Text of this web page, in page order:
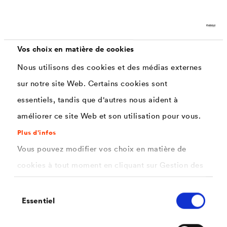
Vos choix en matière de cookies
Nous utilisons des cookies et des médias externes
sur notre site Web. Certains cookies sont
essentiels, tandis que d'autres nous aident à
améliorer ce site Web et son utilisation pour vous.
Plus d'infos
Vous pouvez modifier vos choix en matière de
cookies à tout moment en cliquant sur Gestion des
informations dans notre
politique de confidentialité
duEssentiel
Ils se fixent néanmoins l'objectif d'achever les travaux
de rénovation d'ici l'automne 2020.
À la fin du printemps 2019, les artisans chargés des
travaux de rénovation se sont penchés sur la structure
du toit car elle devait être améliorée et renforcée. Cela
devait impérativement être effectué avant de recouvrir
le toit de chaume selon toutes les règles de l'artisanat
traditionnel.
Les travaux du toit ont duré jusqu'au début de
l'automne. Ce qui est remarquable dans ce contexte,